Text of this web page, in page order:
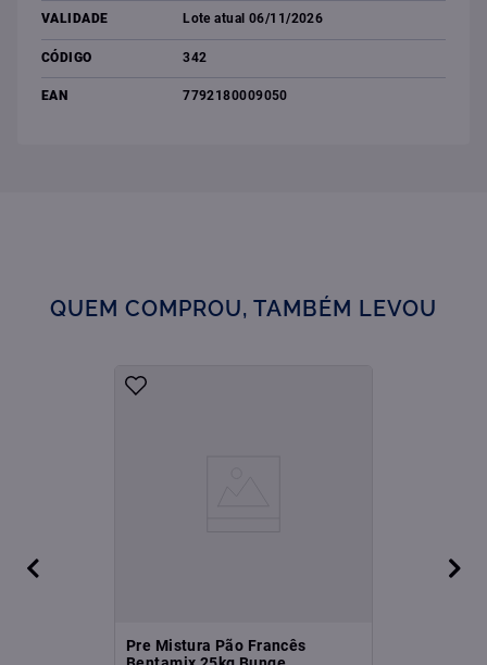
VALIDADE Lote atual 06/11/2026
CÓDIGO 342
EAN 7792180009050
QUEM COMPROU, TAMBÉM LEVOU
Pre Mistura Pão Francês